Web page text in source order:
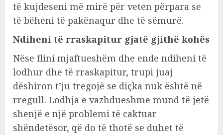
të kujdeseni më mirë për veten përpara se
të bëheni të pakënaqur dhe të sëmurë.
Ndiheni të rraskapitur gjatë gjithë kohës
Nëse flini mjaftueshëm dhe ende ndiheni të
lodhur dhe të rraskapitur, trupi juaj
dëshiron t’ju tregojë se diçka nuk është në
rregull. Lodhja e vazhdueshme mund të jetë
shenjë e një problemi të caktuar
shëndetësor, që do të thotë se duhet të